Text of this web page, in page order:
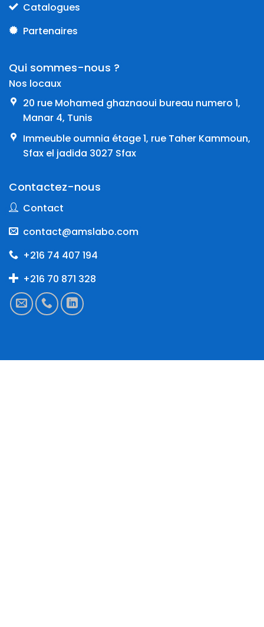
Catalogues
Partenaires
Qui sommes-nous ?
Nos locaux
20 rue Mohamed ghaznaoui bureau numero 1,
Manar 4, Tunis
Immeuble oumnia étage 1, rue Taher Kammoun,
Sfax el jadida 3027 Sfax
Contactez-nous
Contact
contact@amslabo.com
+216 74 407 194
+216 70 871 328